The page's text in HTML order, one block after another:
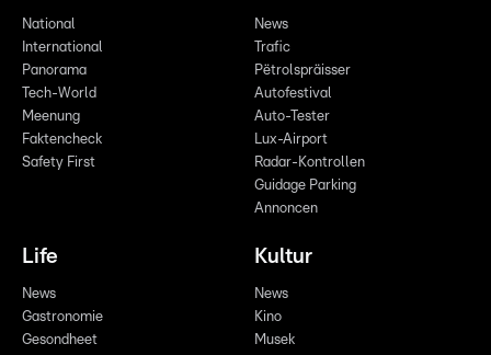
National
International
Panorama
Tech-World
Meenung
Faktencheck
Safety First
News
Trafic
Pëtrolspräisser
Autofestival
Auto-Tester
Lux-Airport
Radar-Kontrollen
Guidage Parking
Annoncen
Life
News
Gastronomie
Gesondheet
Kultur
News
Kino
Musek